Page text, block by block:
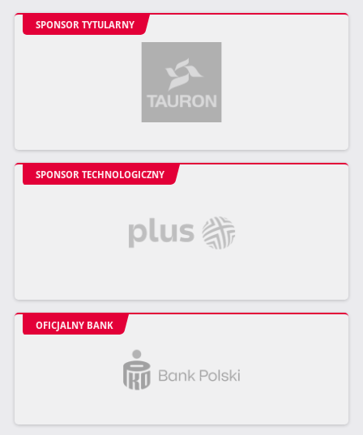
SPONSOR TYTULARNY
SPONSOR TECHNOLOGICZNY
OFICJALNY BANK